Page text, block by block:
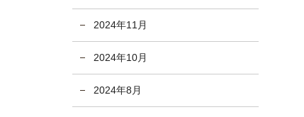
2024年11月
2024年10月
2024年8月